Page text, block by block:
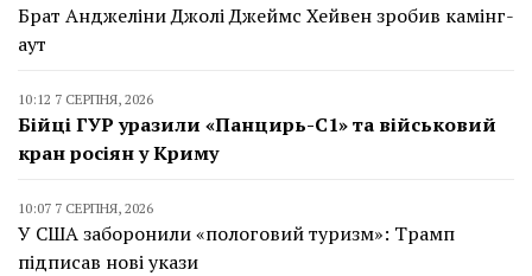
Брат Анджеліни Джолі Джеймс Хейвен зробив камінг-
аут
10:12 7 СЕРПНЯ, 2026
Бійці ГУР уразили «Панцирь-С1» та військовий
кран росіян у Криму
10:07 7 СЕРПНЯ, 2026
У США заборонили «пологовий туризм»: Трамп
підписав нові укази